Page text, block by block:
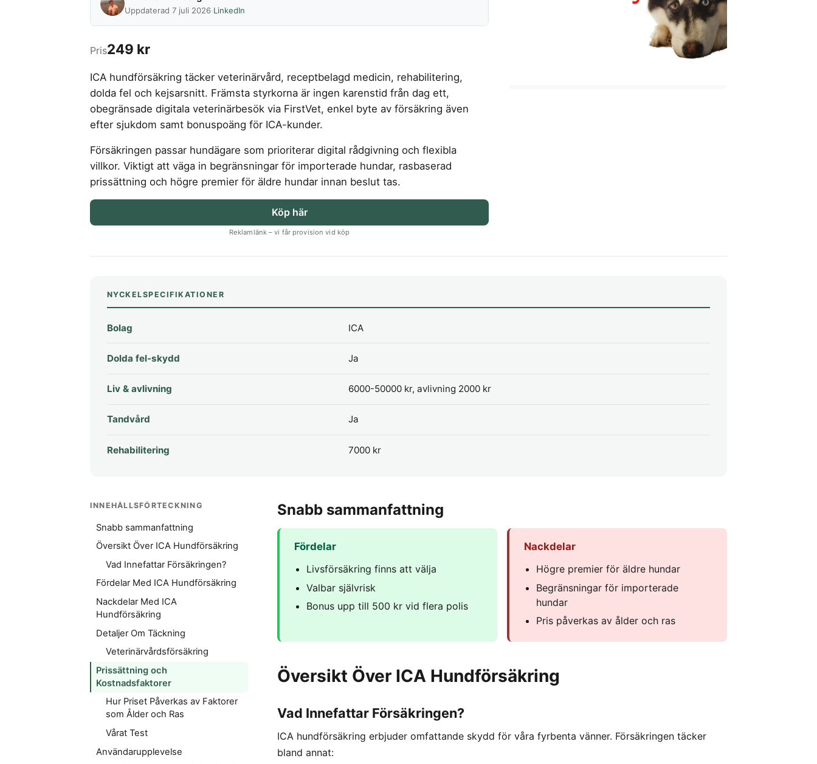
Uppdaterad 7 juli 2026·LinkedIn
Pris249 kr
ICA hundförsäkring täcker veterinärvård, receptbelagd medicin, rehabilitering,
dolda fel och kejsarsnitt. Främsta styrkorna är ingen karenstid från dag ett,
obegränsade digitala veterinärbesök via FirstVet, enkel byte av försäkring även
efter sjukdom samt bonuspoäng för ICA-kunder.
Försäkringen passar hundägare som prioriterar digital rådgivning och flexibla
villkor. Viktigt att väga in begränsningar för importerade hundar, rasbaserad
prissättning och högre premier för äldre hundar innan beslut tas.
Köp här
Reklamlänk – vi får provision vid köp
NYCKELSPECIFIKATIONER
Bolag ICA
Dolda fel-skydd Ja
Liv & avlivning 6000-50000 kr, avlivning 2000 kr
Tandvård Ja
Rehabilitering 7000 kr
INNEHÅLLSFÖRTECKNING
Snabb sammanfattning
Översikt Över ICA Hundförsäkring
Vad Innefattar Försäkringen?
Fördelar Med ICA Hundförsäkring
Nackdelar Med ICA
Hundförsäkring
Detaljer Om Täckning
Veterinärvårdsförsäkring
Prissättning och
Kostnadsfaktorer
Hur Priset Påverkas av Faktorer
som Ålder och Ras
Vårat Test
Användarupplevelse
Snabb sammanfattning
Fördelar
Livsförsäkring finns att välja
Valbar självrisk
Bonus upp till 500 kr vid flera polis
Nackdelar
Högre premier för äldre hundar
Begränsningar för importerade
hundar
Pris påverkas av ålder och ras
Översikt Över ICA Hundförsäkring
Vad Innefattar Försäkringen?
ICA hundförsäkring erbjuder omfattande skydd för våra fyrbenta vänner. Försäkringen täcker
bland annat: